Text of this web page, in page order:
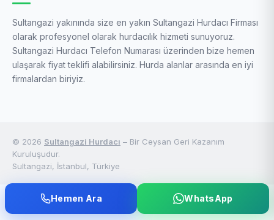
Sultangazi yakınında size en yakın Sultangazi Hurdacı Firması
olarak profesyonel olarak hurdacılık hizmeti sunuyoruz.
Sultangazi Hurdacı Telefon Numarası üzerinden bize hemen
ulaşarak fiyat teklifi alabilirsiniz. Hurda alanlar arasında en iyi
firmalardan biriyiz.
© 2026 Sultangazi Hurdacı – Bir Ceysan Geri Kazanım
Kuruluşudur.
Sultangazi, İstanbul, Türkiye
Hemen Ara WhatsApp